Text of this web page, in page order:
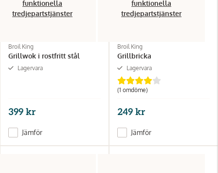
funktionella
tredjepartstjänster
Broil King
Grillwok i rostfritt stål
Lagervara
399 kr
Jämför
funktionella
tredjepartstjänster
Broil King
Grillbricka
Lagervara
(1 omdöme)
249 kr
Jämför